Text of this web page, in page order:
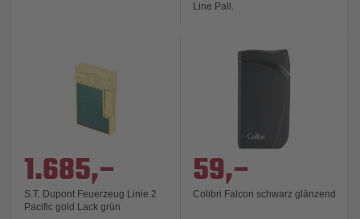
Line Pall.
1.685,–
S.T. Dupont Feuerzeug Linie 2
Pacific gold Lack grün
59,–
Colibri Falcon schwarz glänzend